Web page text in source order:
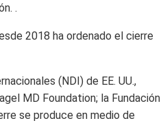
.
2018 ha ordenado el cierre
(NDI) de EE. UU.,
MD Foundation; la Fundación
se produce en medio de